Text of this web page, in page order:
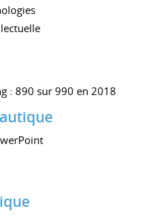
: 890 sur 990 en 2018